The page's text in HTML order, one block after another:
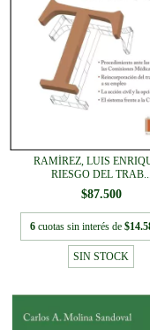
RAMÍREZ, LUIS
RIESGO DEL TRAB...
$87.500
6 cuotas sin interés de
SIN STOCK